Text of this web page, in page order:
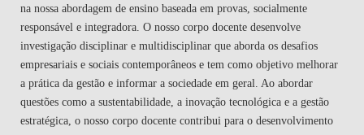
na nossa abordagem de ensino baseada em provas, socialmente
responsável e integradora. O nosso corpo docente desenvolve
investigação disciplinar e multidisciplinar que aborda os desafios
empresariais e sociais contemporâneos e tem como objetivo melhorar
a prática da gestão e informar a sociedade em geral. Ao abordar
questões como a sustentabilidade, a inovação tecnológica e a gestão
estratégica, o nosso corpo docente contribui para o desenvolvimento